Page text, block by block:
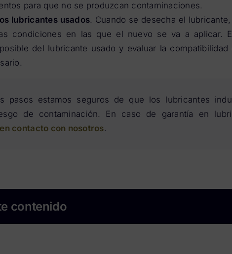
para que no se produzcan contaminaciones.
lubricantes usados. Cuando se desecha el
condiciones en las que el nuevo se va a aplicar.
del lubricante usado y evaluar la
pasos estamos seguros de que los lubricantes
de contaminación. En caso de garantía en
contacto con nosotros.
contenido